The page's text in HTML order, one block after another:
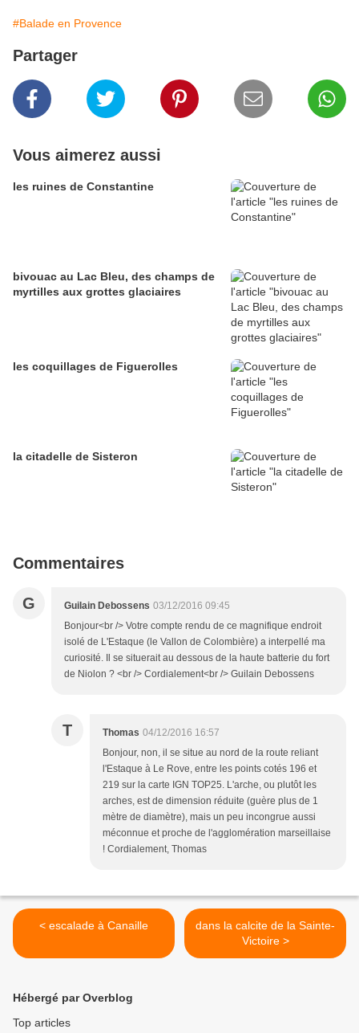
#Balade en Provence
Partager
Vous aimerez aussi
les ruines de Constantine
bivouac au Lac Bleu, des champs de
myrtilles aux grottes glaciaires
les coquillages de Figuerolles
la citadelle de Sisteron
Commentaires
G Guilain Debossens 03/12/2016 09:45
Bonjour<br /> Votre compte rendu de ce magnifique endroit
isolé de L'Estaque (le Vallon de Colombière) a interpellé ma
curiosité. Il se situerait au dessous de la haute batterie du fort
de Niolon ? <br /> Cordialement<br /> Guilain Debossens
T Thomas 04/12/2016 16:57
Bonjour, non, il se situe au nord de la route reliant
l'Estaque à Le Rove, entre les points cotés 196 et
219 sur la carte IGN TOP25. L'arche, ou plutôt les
arches, est de dimension réduite (guère plus de 1
mètre de diamètre), mais un peu incongrue aussi
méconnue et proche de l'agglomération marseillaise
! Cordialement, Thomas
< escalade à Canaille
dans la calcite de la Sainte-
Victoire >
Hébergé par Overblog
Top articles